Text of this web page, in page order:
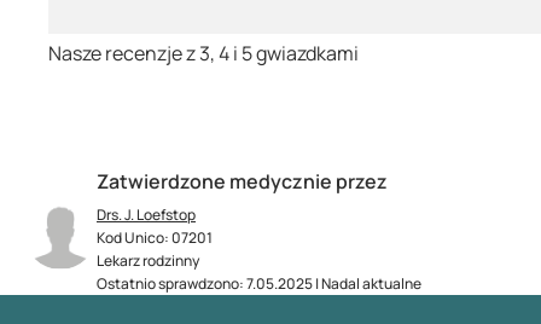
Zatwierdzone medycznie przez
Drs. J. Loefstop
Kod Unico: 07201
Lekarz rodzinny
Ostatnio sprawdzono: 7.05.2025 | Nadal aktualne
Nasze recenzje z 3, 4 i 5 gwiazdkami